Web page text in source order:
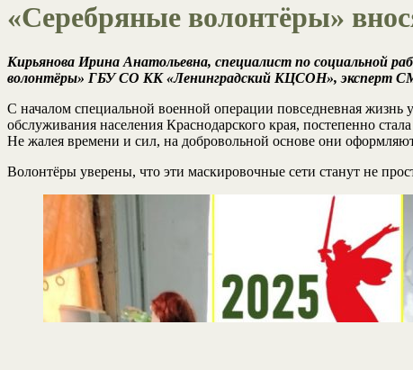
«Серебряные волонтёры»
Кирьянова Ирина Анатольевна, специалист по социальной
волонтёры» ГБУ СО КК «Ленинградский КЦСОН», эксперт
С началом специальной военной операции повседневная жизнь
обслуживания населения Краснодарского края, постепенно
Не жалея времени и сил, на добровольной основе они
Волонтёры уверены, что эти маскировочные сети станут не